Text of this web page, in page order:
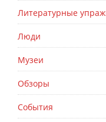
Литературные
Люди
Музеи
Обзоры
События